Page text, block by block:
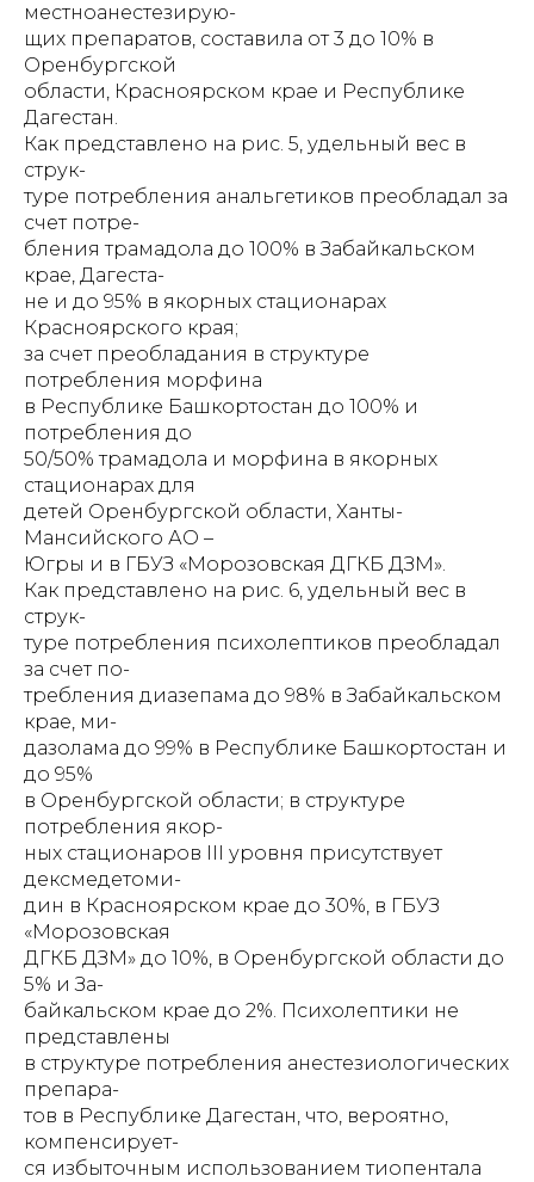
местноанестезирую-
щих препаратов, составила от 3 до 10% в
Оренбургской
области, Красноярском крае и Республике
Дагестан.
Как представлено на рис. 5, удельный вес в
струк-
туре потребления анальгетиков преобладал за
счет потре-
бления трамадола до 100% в Забайкальском
крае, Дагеста-
не и до 95% в якорных стационарах
Красноярского края;
за счет преобладания в структуре
потребления морфина
в Республике Башкортостан до 100% и
потребления до
50/50% трамадола и морфина в якорных
стационарах для
детей Оренбургской области, Ханты-
Мансийского АО –
Югры и в ГБУЗ «Морозовская ДГКБ ДЗМ».
Как представлено на рис. 6, удельный вес в
струк-
туре потребления психолептиков преобладал
за счет по-
требления диазепама до 98% в Забайкальском
крае, ми-
дазолама до 99% в Республике Башкортостан и
до 95%
в Оренбургской области; в структуре
потребления якор-
ных стационаров III уровня присутствует
дексмедетоми-
дин в Красноярском крае до 30%, в ГБУЗ
«Морозовская
ДГКБ ДЗМ» до 10%, в Оренбургской области до
5% и За-
байкальском крае до 2%. Психолептики не
представлены
в структуре потребления анестезиологических
препара-
тов в Республике Дагестан, что, вероятно,
компенсирует-
ся избыточным использованием тиопентала